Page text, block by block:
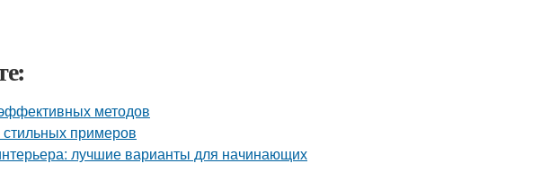
методов
примеров
лучшие варианты для начинающих